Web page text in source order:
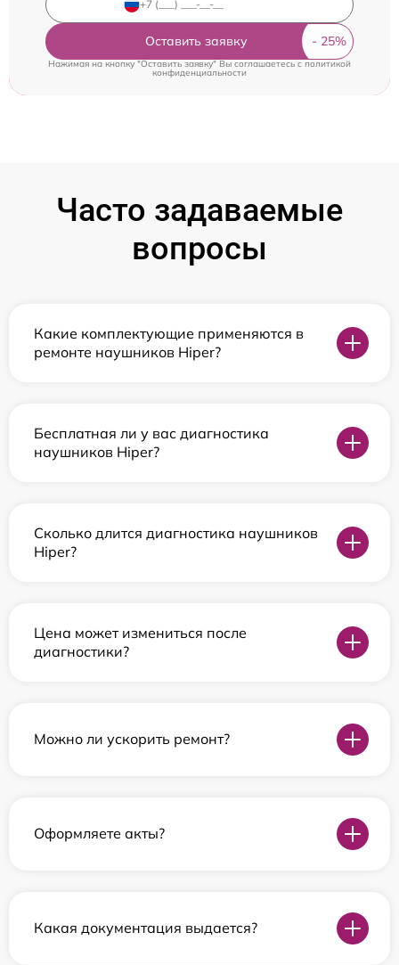
Оставить заявку
Нажимая на кнопку "Оставить заявку" Вы соглашаетесь cполитикой
конфиденциальности
Часто задаваемые
вопросы
Какие комплектующие применяются в
ремонте наушников Hiper?
Бесплатная ли у вас диагностика
наушников Hiper?
Сколько длится диагностика наушников
Hiper?
Цена может измениться после
диагностики?
Можно ли ускорить ремонт?
Оформляете акты?
Какая документация выдается?